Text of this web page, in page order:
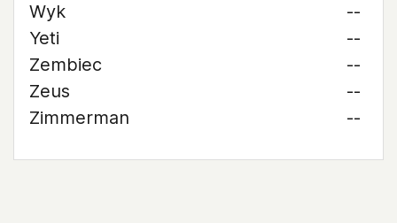
Wyk
--
Yeti
--
Zembiec
--
Zeus
--
Zimmerman
--